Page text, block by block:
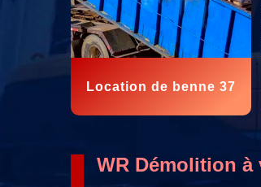
Location de benne 37
WR Démolition